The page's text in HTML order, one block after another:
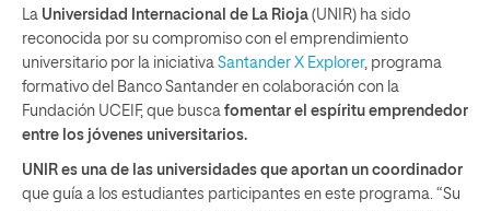
La Universidad Internacional de La Rioja (UNIR) ha sido
reconocida por su compromiso con el emprendimiento
universitario por la iniciativa Santander X Explorer, programa
formativo del Banco Santander en colaboración con la
Fundación UCEIF, que busca fomentar el espíritu emprendedor
entre los jóvenes universitarios.
UNIR es una de las universidades que aportan un coordinador
que guía a los estudiantes participantes en este programa. “Su